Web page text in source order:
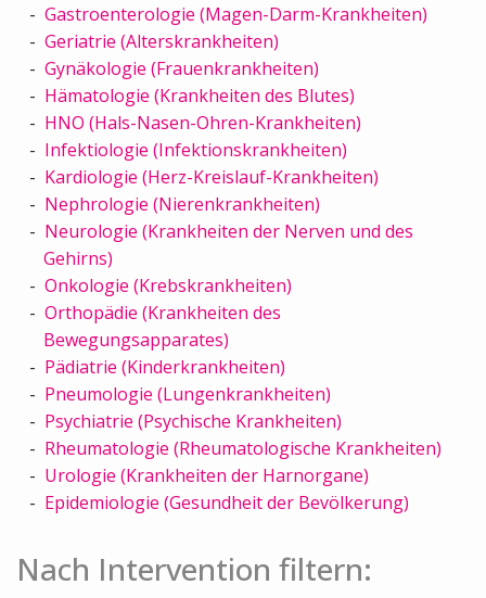
Gastroenterologie (Magen-Darm-Krankheiten)
Geriatrie (Alterskrankheiten)
Gynäkologie (Frauenkrankheiten)
Hämatologie (Krankheiten des Blutes)
HNO (Hals-Nasen-Ohren-Krankheiten)
Infektiologie (Infektionskrankheiten)
Kardiologie (Herz-Kreislauf-Krankheiten)
Nephrologie (Nierenkrankheiten)
Neurologie (Krankheiten der Nerven und des
Gehirns)
Onkologie (Krebskrankheiten)
Orthopädie (Krankheiten des
Bewegungsapparates)
Pädiatrie (Kinderkrankheiten)
Pneumologie (Lungenkrankheiten)
Psychiatrie (Psychische Krankheiten)
Rheumatologie (Rheumatologische Krankheiten)
Urologie (Krankheiten der Harnorgane)
Epidemiologie (Gesundheit der Bevölkerung)
Nach Intervention filtern: